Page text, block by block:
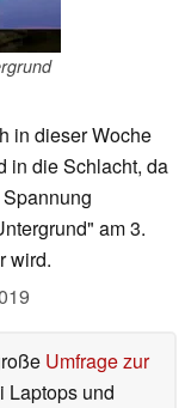
in dieser Woche
in die Schlacht, da
am 3.
wird.
Umfrage zur
und